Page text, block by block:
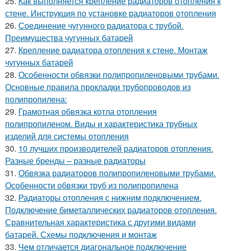
стене. Инструкция по установке радиаторов отопления
26. Соединение чугунного радиатора с трубой.
Преимущества чугунных батарей
27. Крепление радиатора отопления к стене. Монтаж
чугунных батарей
28. Особенности обвязки полипропиленовыми трубами.
Основные правила прокладки трубопроводов из
полипропилена:
29. Грамотная обвязка котла отопления
полипропиленом. Виды и характеристика трубных
изделий для системы отопления
30. 10 лучших производителей радиаторов отопления.
Разные бренды – разные радиаторы
31. Обвязка радиаторов полипропиленовыми трубами.
Особенности обвязки труб из полипропилена
32. Радиаторы отопления с нижним подключением.
Подключение биметаллических радиаторов отопления.
Сравнительная характеристика с другими видами
батарей. Схемы подключения и монтаж
33. Чем отличается диагональное подключение